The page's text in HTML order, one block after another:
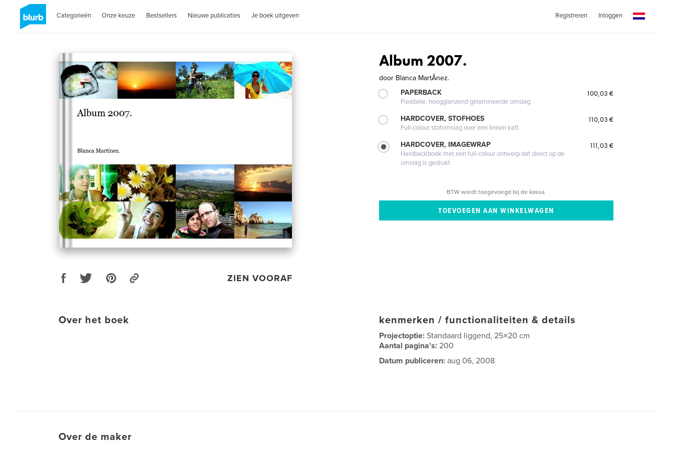
Categorieën Onze keuze Bestsellers Nieuwe publicaties Je boek uitgeven Registreren Inloggen
ZIEN VOORAF
Album 2007.
door Blanca MartÃ­nez.
PAPERBACK
Flexibele, hoogglanzend gelamineerde omslag
100,03 €
HARDCOVER, STOFHOES
Full-colour stofomslag over een linnen kaft
110,03 €
HARDCOVER, IMAGEWRAP
Hardbackboek met een full-colour ontwerp dat direct op de
omslag is gedrukt
111,03 €
BTW wordt toegevoegd bij de kassa.
Over het boek kenmerken / functionaliteiten & details
Projectoptie:Standaard liggend, 25×20 cm
Aantal pagina's:200
Datum publiceren: aug 06, 2008
Over de maker